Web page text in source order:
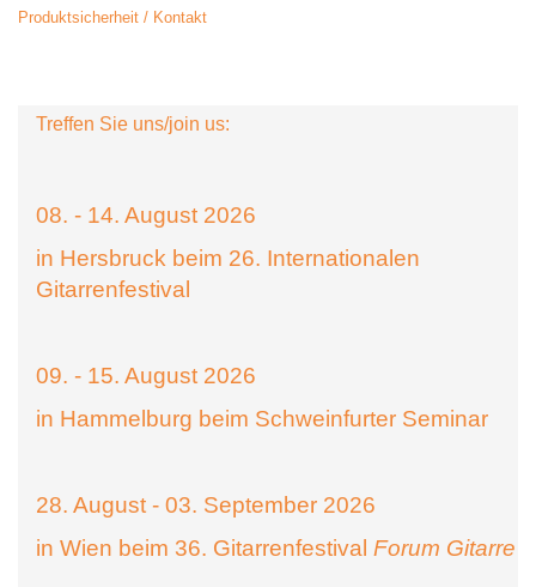
Produktsicherheit / Kontakt
Treffen Sie uns/join us:
08. - 14. August 2026
in Hersbruck beim 26. Internationalen
Gitarrenfestival
09. - 15. August 2026
in Hammelburg beim Schweinfurter Seminar
28. August - 03. September 2026
in Wien beim 36. Gitarrenfestival Forum Gitarre